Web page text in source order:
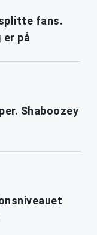
fans.
er på
Shaboozey